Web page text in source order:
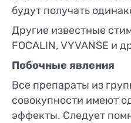
будут получать
Другие известные
FOCALIN, VYVANSE и
Побочные явления
Все препараты из
совокупности имеют
эффекты. Следует